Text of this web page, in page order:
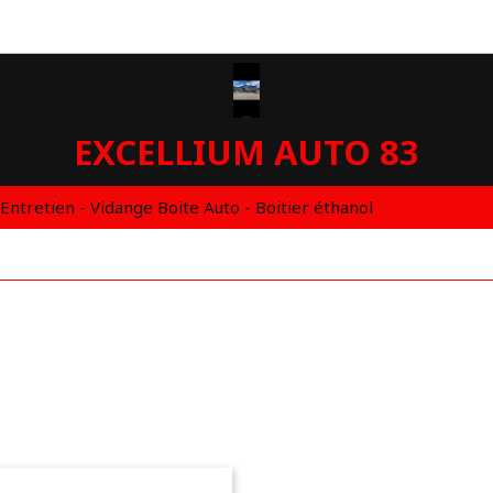
EXCELLIUM AUTO 83
- Vidange Boite Auto - Boitier éthanol